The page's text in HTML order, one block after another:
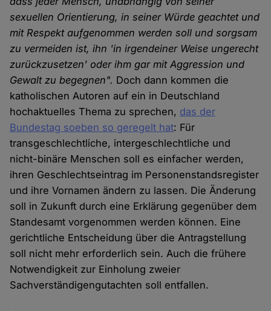
sexuellen Orientierung, in seiner Würde geachtet und
mit Respekt aufgenommen werden soll und sorgsam
zu vermeiden ist, ihn 'in irgendeiner Weise ungerecht
zurückzusetzen' oder ihm gar mit Aggression und
Gewalt zu begegnen". Doch dann kommen die
katholischen Autoren auf ein in Deutschland
hochaktuelles Thema zu sprechen, das der
Bundestag soeben so geregelt hat: Für
transgeschlechtliche, intergeschlechtliche und
nicht-binäre Menschen soll es einfacher werden,
ihren Geschlechtseintrag im Personenstandsregister
und ihre Vornamen ändern zu lassen. Die Änderung
soll in Zukunft durch eine Erklärung gegenüber dem
Standesamt vorgenommen werden können. Eine
gerichtliche Entscheidung über die Antragstellung
soll nicht mehr erforderlich sein. Auch die frühere
Notwendigkeit zur Einholung zweier
Sachverständigengutachten soll entfallen.